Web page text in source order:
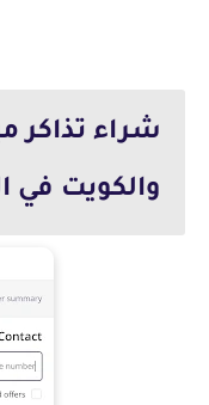
شراء تذاكر
والكويت في